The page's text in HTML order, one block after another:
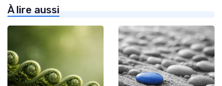
À lire aussi